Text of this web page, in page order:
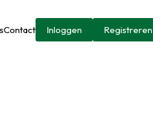
Contact Inloggen Registreren